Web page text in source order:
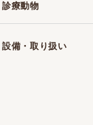
診療動物
設備・取り扱い